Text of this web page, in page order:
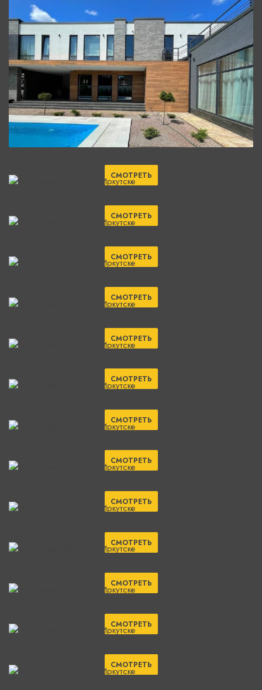
СМОТРЕТЬ
СМОТРЕТЬ
СМОТРЕТЬ
СМОТРЕТЬ
СМОТРЕТЬ
СМОТРЕТЬ
СМОТРЕТЬ
СМОТРЕТЬ
СМОТРЕТЬ
СМОТРЕТЬ
СМОТРЕТЬ
СМОТРЕТЬ
СМОТРЕТЬ
СМОТРЕТЬ